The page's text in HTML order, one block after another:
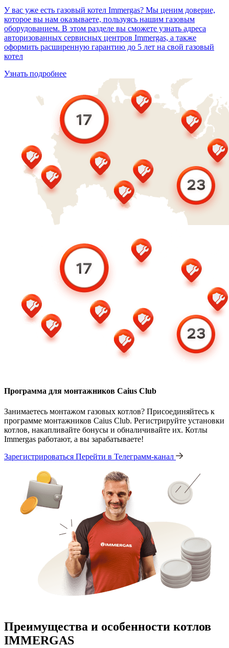
У вас уже есть газовый котел Immergas? Мы ценим доверие,
которое вы нам оказываете, пользуясь нашим газовым
оборудованием. В этом разделе вы сможете узнать адреса
авторизованных сервисных центров Immergas, а также
оформить расширенную гарантию до 5 лет на свой газовый
котел
Узнать подробнее
Программа для монтажников Caius Club
Занимаетесь монтажом газовых котлов? Присоединяйтесь к
программе монтажников Caius Club. Регистрируйте установки
котлов, накапливайте бонусы и обналичивайте их. Котлы
Immergas работают, а вы зарабатываете!
Зарегистрироваться Перейти в Телеграмм-канал
Преимущества и особенности котлов
IMMERGAS